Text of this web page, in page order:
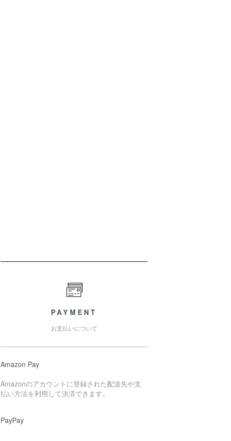
PAYMENT
お支払いについて
Amazon Pay
Amazonのアカウントに登録された配送先や支
払い方法を利用して決済できます。
PayPay